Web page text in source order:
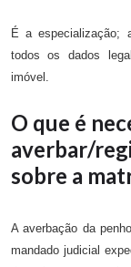
É a especialização;
todos os dados
imóvel.
O que é
averbar/
sobre a
A averbação da
mandado judicial